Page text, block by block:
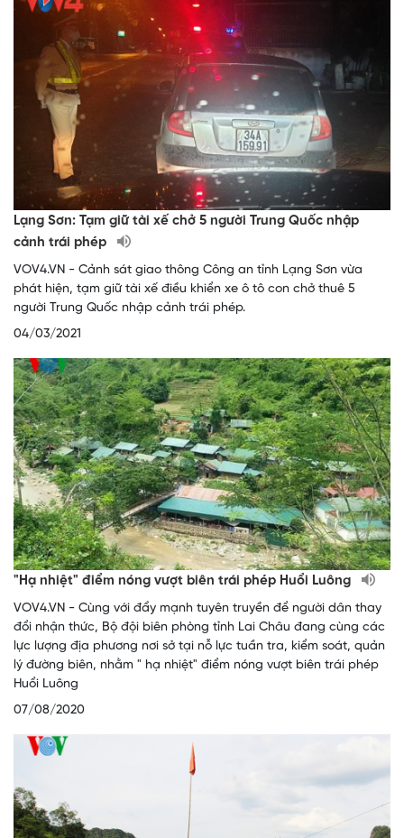
Lạng Sơn: Tạm giữ tài xế chở 5 người Trung Quốc nhập
cảnh trái phép
VOV4.VN - Cảnh sát giao thông Công an tỉnh Lạng Sơn vừa
phát hiện, tạm giữ tài xế điều khiển xe ô tô con chở thuê 5
người Trung Quốc nhập cảnh trái phép.
04/03/2021
"Hạ nhiệt" điểm nóng vượt biên trái phép Huổi Luông
VOV4.VN - Cùng với đẩy mạnh tuyên truyền để người dân thay
đổi nhận thức, Bộ đội biên phòng tỉnh Lai Châu đang cùng các
lực lượng địa phương nơi sở tại nỗ lực tuần tra, kiểm soát, quản
lý đường biên, nhằm " hạ nhiệt" điểm nóng vượt biên trái phép
Huổi Luông
07/08/2020